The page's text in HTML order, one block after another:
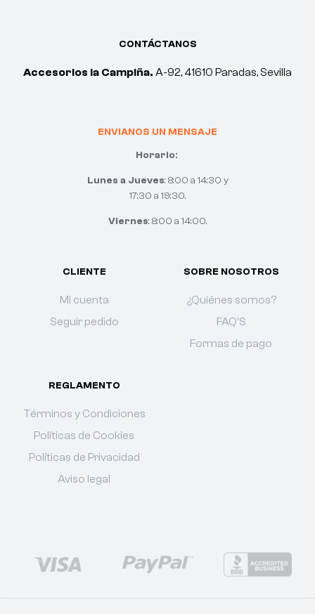
CONTÁCTANOS
Accesorios la Campiña. A-92, 41610 Paradas, Sevilla
ENVIANOS UN MENSAJE
Horario:
Lunes a Jueves: 8:00 a 14:30 y
17:30 a 19:30.
Viernes: 8:00 a 14:00.
CLIENTE
Mi cuenta
Seguir pedido
SOBRE NOSOTROS
¿Quiénes somos?
FAQ'S
Formas de pago
REGLAMENTO
Términos y Condiciones
Políticas de Cookies
Políticas de Privacidad
Aviso legal